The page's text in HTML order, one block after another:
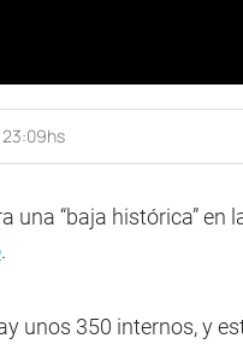
23:09hs
una “baja histórica” en
.
unos 350 internos, y